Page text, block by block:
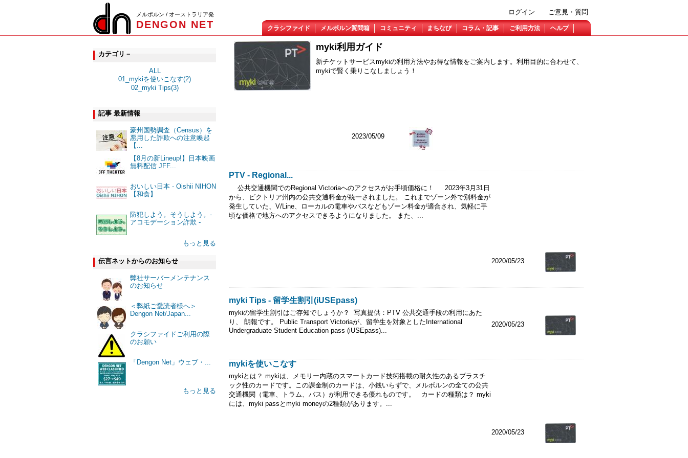
メルボルン / オーストラリア発
DENGON NET
ご意見・質問
ログイン
クラシファイド メルボルン質問箱 コミュニティ まちなび コラム・記事 ご利用方法 ヘルプ
カテゴリ－
ALL
01_mykiを使いこなす(2)
02_myki Tips(3)
記事 最新情報
豪州国勢調査（Census）を
悪用した詐欺への注意喚起
【...
【8月の新Lineup!】日本映画
無料配信 JFF...
おいしい日本 - Oishii NIHON
【和食】
防犯しよう。そうしよう。-
アコモデーション詐欺 -
もっと見る
伝言ネットからのお知らせ
弊社サーバーメンテナンス
のお知らせ
＜弊紙ご愛読者様へ＞
Dengon Net/Japan...
クラシファイドご利用の際
のお願い
「Dengon Net」ウェブ・...
もっと見る
myki利用ガイド
新チケットサービスmykiの利用方法やお得な情報をご案内します。利用目的に合わせて、
mykiで賢く乗りこなしましょう！
2023/05/09
PTV - Regional...
公共交通機関でのRegional Victoriaへのアクセスがお手頃価格に！ 2023年3月31日
から、ビクトリア州内の公共交通料金が統一されました。 これまでゾーン外で別料金が
発生していた、V/Line、ローカルの電車やバスなどもゾーン料金が適合され、気軽に手
頃な価格で地方へのアクセスできるようになりました。 また、...
2020/05/23
myki Tips - 留学生割引(iUSEpass)
mykiの留学生割引はご存知でしょうか？ 写真提供：PTV 公共交通手段の利用にあた
り、 朗報です。 Public Transport Victoriaが、留学生を対象としたInternational
Undergraduate Student Education pass (iUSEpass)...
2020/05/23
mykiを使いこなす
mykiとは？ mykiは、メモリー内蔵のスマートカード技術搭載の耐久性のあるプラスチ
ック性のカードです。この課金制のカードは、小銭いらずで、メルボルンの全ての公共
交通機関（電車、トラム、バス）が利用できる優れものです。 カードの種類は？ myki
には、myki passとmyki moneyの2種類があります。...
2020/05/23